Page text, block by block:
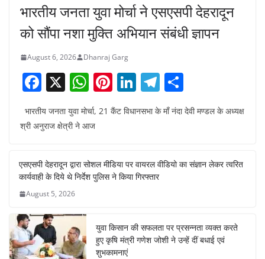
भारतीय जनता युवा मोर्चा ने एसएसपी देहरादून
को सौंपा नशा मुक्ति अभियान संबंधी ज्ञापन
August 6, 2026 Dhanraj Garg
F
c
e
b
o
o
k
X W
h
at
A
p
Pi
nt
er
st
Li
k
dI
n
T
el
e
a
h
ar
भारतीय जनता युवा मोर्चा, 21 कैंट विधानसभा के माँ नंदा देवी मण्डल के अध्यक्ष
श्री अनुराज क्षेत्री ने आज
एसएसपी देहरादून द्वारा सोशल मीडिया पर वायरल वीडियो का संज्ञान लेकर त्वरित
कार्यवाही के दिये थे निर्देश पुलिस ने किया गिरफ्तार
August 5, 2026
युवा किसान की सफलता पर प्रसन्नता व्यक्त करते
हुए कृषि मंत्री गणेश जोशी ने उन्हें दीं बधाई एवं
शुभकामनाएं